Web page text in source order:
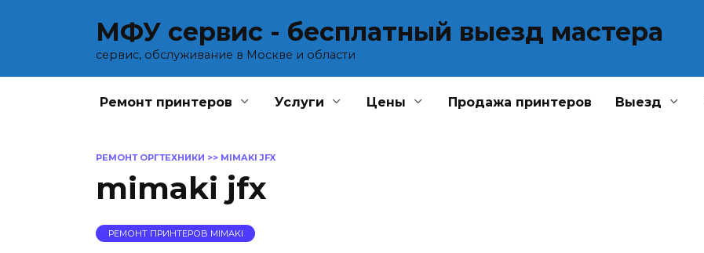
МФУ сервис - бесплатный выезд мастера
сервис, обслуживание в Москве и области
Ремонт принтеров Услуги Цены Продажа принтеров Выезд
РЕМОНТ ОРГТЕХНИКИ >> MIMAKI JFX
mimaki jfx
РЕМОНТ ПРИНТЕРОВ MIMAKI